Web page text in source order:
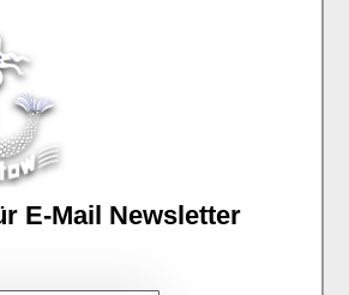
E-Mail Newsletter